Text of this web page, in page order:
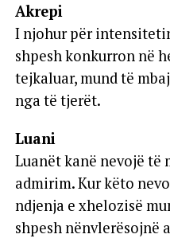
Akrepi
I njohur për
shpesh konkurron në
tejkaluar, mund të
nga të tjerët.
Luani
Luanët kanë nevojë të
admirim. Kur këto
ndjenja e xhelozisë
shpesh nënvlerësojnë